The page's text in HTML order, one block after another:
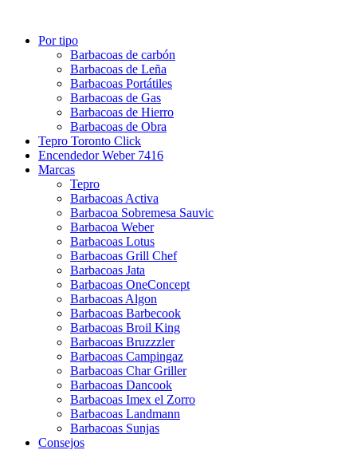
Por tipo
Barbacoas de carbón
Barbacoas de Leña
Barbacoas Portátiles
Barbacoas de Gas
Barbacoas de Hierro
Barbacoas de Obra
Tepro Toronto Click
Encendedor Weber 7416
Marcas
Tepro
Barbacoas Activa
Barbacoa Sobremesa Sauvic
Barbacoa Weber
Barbacoas Lotus
Barbacoas Grill Chef
Barbacoas Jata
Barbacoas OneConcept
Barbacoas Algon
Barbacoas Barbecook
Barbacoas Broil King
Barbacoas Bruzzzler
Barbacoas Campingaz
Barbacoas Char Griller
Barbacoas Dancook
Barbacoas Imex el Zorro
Barbacoas Landmann
Barbacoas Sunjas
Consejos